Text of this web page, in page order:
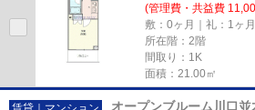
(管理費・共益費
敷：0ヶ月｜礼：1ヶ月
所在階：2階
間取り：1K
面積：21.00㎡
オープンブルーム川口並